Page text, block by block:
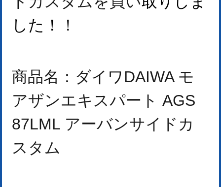
した！
！
商品名： ダイワDAIWA モ
アザンエキスパート AGS
87LML アーバンサイドカ
スタム